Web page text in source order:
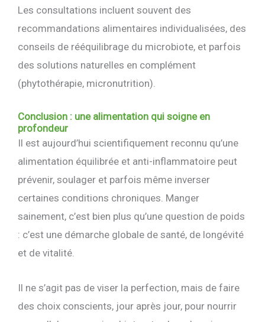
Les consultations incluent souvent des
recommandations alimentaires individualisées, des
conseils de rééquilibrage du microbiote, et parfois
des solutions naturelles en complément
(phytothérapie, micronutrition).
Conclusion : une alimentation qui soigne en
profondeur
Il est aujourd’hui scientifiquement reconnu qu’une
alimentation équilibrée et anti-inflammatoire peut
prévenir, soulager et parfois même inverser
certaines conditions chroniques. Manger
sainement, c’est bien plus qu’une question de poids
: c’est une démarche globale de santé, de longévité
et de vitalité.
Il ne s’agit pas de viser la perfection, mais de faire
des choix conscients, jour après jour, pour nourrir